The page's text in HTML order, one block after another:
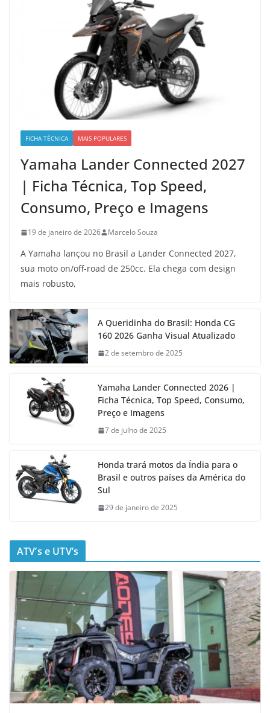
FICHA TÉCNICA MAIS POPULARES
Yamaha Lander Connected 2027
| Ficha Técnica, Top Speed,
Consumo, Preço e Imagens
19 de janeiro de 2026 Marcelo Souza
A Yamaha lançou no Brasil a Lander Connected 2027,
sua moto on/off-road de 250cc. Ela chega com design
mais robusto,
A Queridinha do Brasil: Honda CG
160 2026 Ganha Visual Atualizado
2 de setembro de 2025
Yamaha Lander Connected 2026 |
Ficha Técnica, Top Speed, Consumo,
Preço e Imagens
7 de julho de 2025
Honda trará motos da Índia para o
Brasil e outros países da América do
Sul
29 de janeiro de 2025
ATV’s e UTV’s